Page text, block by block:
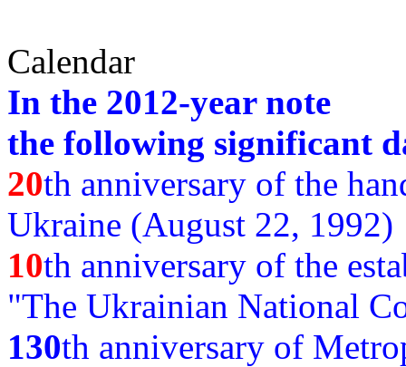
Calendar
In the 2012-year note
the following significant
20th anniversary of the
Ukraine (August 22, 1992)
10th anniversary of the
"The Ukrainian National
130th anniversary of